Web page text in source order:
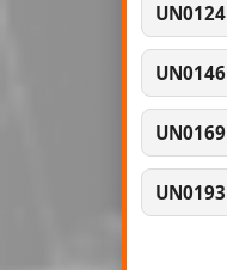
UN0124
UN0146
UN0169
UN0193